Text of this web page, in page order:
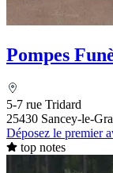
Pompes
5-7 rue Tridard
25430 Sancey-le-
Déposez le premier
top notes